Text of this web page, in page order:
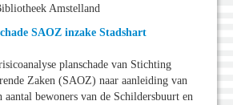
Amstelland
SAOZ inzake Stadshart
planschade van Stichting
Zaken (SAOZ) naar aanleiding van
aantal bewoners van de Schildersbuurt en